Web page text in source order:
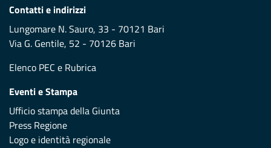
Contatti e indirizzi
Lungomare N. Sauro, 33 - 70121 Bari
Via G. Gentile, 52 - 70126 Bari
Elenco PEC e Rubrica
Eventi e Stampa
Ufficio stampa della Giunta
Press Regione
Logo e identità regionale